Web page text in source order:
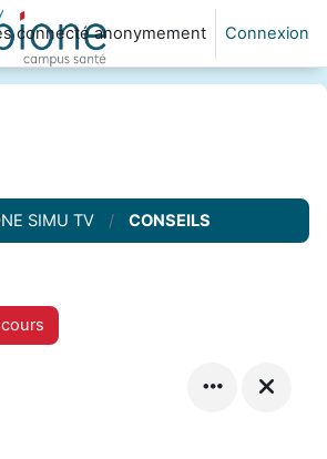
connecté anonymement Connexion
SIMU TV CONSEILS